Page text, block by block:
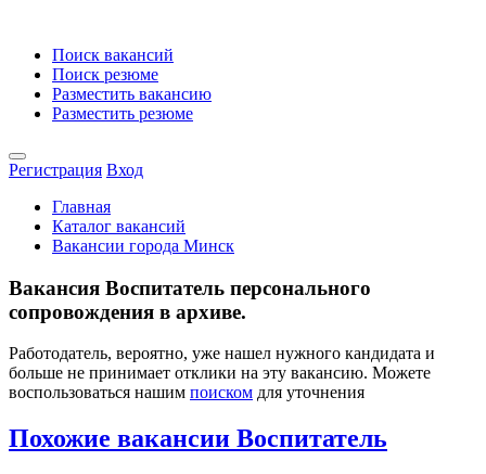
Поиск вакансий
Поиск резюме
Разместить вакансию
Разместить резюме
Регистрация Вход
Главная
Каталог вакансий
Вакансии города Минск
Вакансия Воспитатель персонального
сопровождения в архиве.
Работодатель, вероятно, уже нашел нужного кандидата и
больше не принимает отклики на эту вакансию. Можете
воспользоваться нашим поиском для уточнения
Похожие вакансии Воспитатель